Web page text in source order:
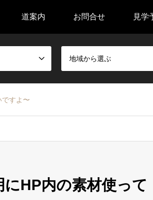
道案内 お問合せ 見学
地域から選ぶ
すよ〜
HP内の素材使って